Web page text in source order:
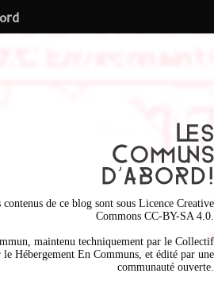
de ce blog sont sous Licence Creative
Commons CC-BY-SA 4.0
maintenu techniquement par le Collectif
le Hébergement En Communs , et édité par une
communauté ouverte.